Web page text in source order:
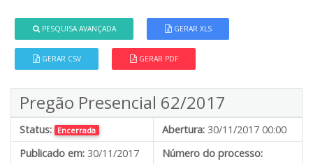
PESQUISA AVANÇADA GERAR XLS
GERAR CSV GERAR PDF
Pregão Presencial 62/2017
Status: Encerrada Abertura: 30/11/2017 00:00
Publicado em: 30/11/2017
Número do processo: